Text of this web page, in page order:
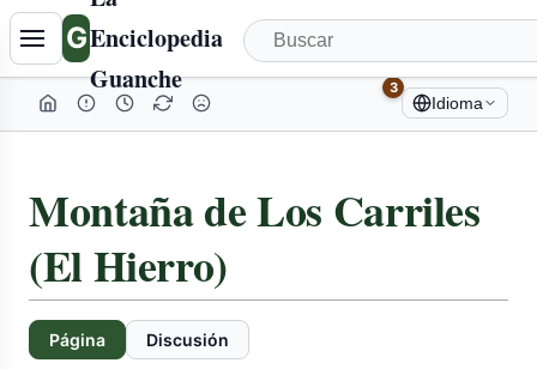
GEnciclopedia
Guanche
3
Idioma
Montaña de Los Carriles
(El Hierro)
Página Discusión